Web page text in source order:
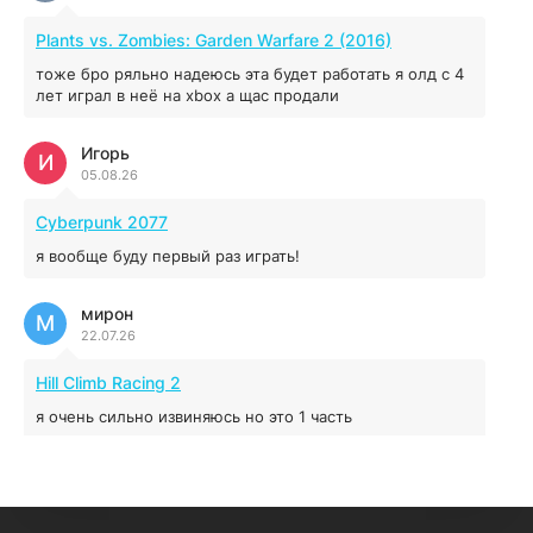
MAFIA: THE OLD COUNTRY
44.98 ГБ 2025
04.12.2025
Red Chaos - The Strict Order
04.12.2025
16.95 ГБ
04.12.2025
Plants vs. Zombies: Garden Warfare 2 (2016)
тоже бро ряльно надеюсь эта будет работать я олд с 4
лет играл в неё на xbox а щас продали
Игорь
05.08.26
И
Cyberpunk 2077
я вообще буду первый раз играть!
мирон
22.07.26
М
Hill Climb Racing 2
я очень сильно извиняюсь но это 1 часть